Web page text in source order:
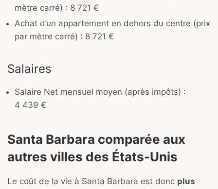
mètre carré) : 8 721 €
Achat d’un appartement en dehors du centre (prix
par mètre carré) : 8 721 €
Salaires
Salaire Net mensuel moyen (après impôts) :
4 439 €
Santa Barbara comparée aux
autres villes des États-Unis
Le coût de la vie à Santa Barbara est donc plus